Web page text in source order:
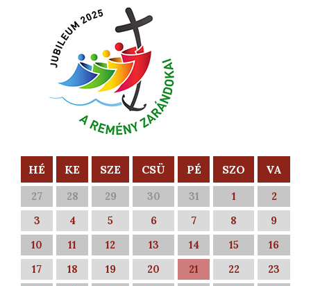
HÉ KE SZE CSÜ PÉ SZO VA
27 28 29 30 31 1
2
3
4 5 6 7 8
9
10
11 12 13 14 15
16
17
18 19 20 21 22
23